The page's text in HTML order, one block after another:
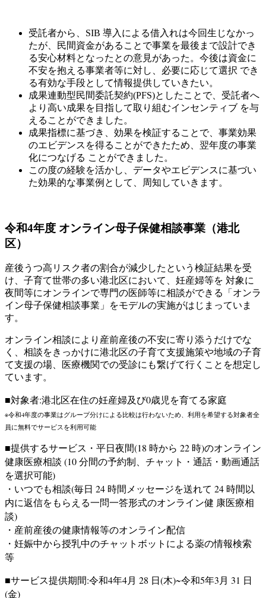
受託者から、SIB 導入による借入れは今回生じなかっ
たが、民間資金があることで事業を最後まで設計でき
る安心材料となったとの意見があった。今後は資金に
不安を抱える事業者等に対し、必要に応じて選択 でき
る有効な手段として情報提供していきたい。
成果連動型民間委託契約(PFS)としたことで、受託者へ
より高い成果を目指して取り組むインセンティブ を与
えることができました。
成果指標に基づき、効果を検証することで、事業効果
のエビデンスを得ることができたため、翌年度の事業
化につなげる ことができました。
この度の経験を活かし、データやエビデンスに基づい
た効果的な事業例として、周知していきます。
令和4年度 オンライン母子保健相談事業（港北
区）
産後うつ高リスク者の割合が減少したという検証結果を受
け、子育て世帯の多い港北区において、妊産婦等を 対象に
夜間等にオンラインで専門の医師等に相談ができる「オンラ
イン母子保健相談事業」をモデルの実施がはじまっていま
す。
オンライン相談により産前産後の不安に寄り添うだけでな
く、相談をきっかけに港北区の子育て支援施策や地域の子育
て支援の場、医療機関での受診にも繋げて行くことを想定し
ています。
■対象者:港北区在住の妊産婦及び0歳児を育てる家庭
※令和4年度の事業はグループ分けによる比較は行わないため、利用を希望する対象者全
員に無料でサービスを利用可能
■提供するサービス・平日夜間(18 時から 22 時)のオンライン
健康医療相談 (10 分間の予約制、チャット・通話・動画通話
を選択可能)
・いつでも相談(毎日 24 時間メッセージを送れて 24 時間以
内に返信をもらえる一問一答形式のオンライン健 康医療相
談)
・産前産後の健康情報等のオンライン配信
・妊娠中から授乳中のチャットボットによる薬の情報検索
等
■サービス提供期間:令和4年4月 28 日(木)~令和5年3月 31 日
(金)